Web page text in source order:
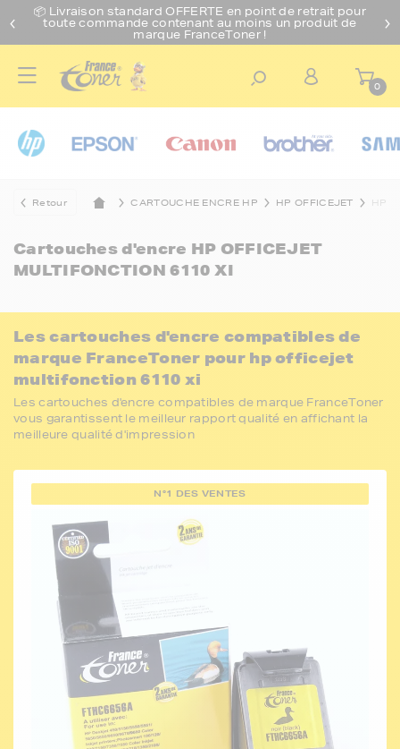
📦 Livraison standard OFFERTE en point de retrait pour
toute commande contenant au moins un produit de
marque FranceToner !
0
Retour CARTOUCHE ENCRE HP HP OFFICEJET HP
Cartouches d'encre HP OFFICEJET
MULTIFONCTION 6110 XI
Les cartouches d'encre compatibles de
marque FranceToner pour hp officejet
multifonction 6110 xi
Les cartouches d'encre compatibles de marque FranceToner
vous garantissent le meilleur rapport qualité en affichant la
meilleure qualité d'impression
N°1 DES VENTES